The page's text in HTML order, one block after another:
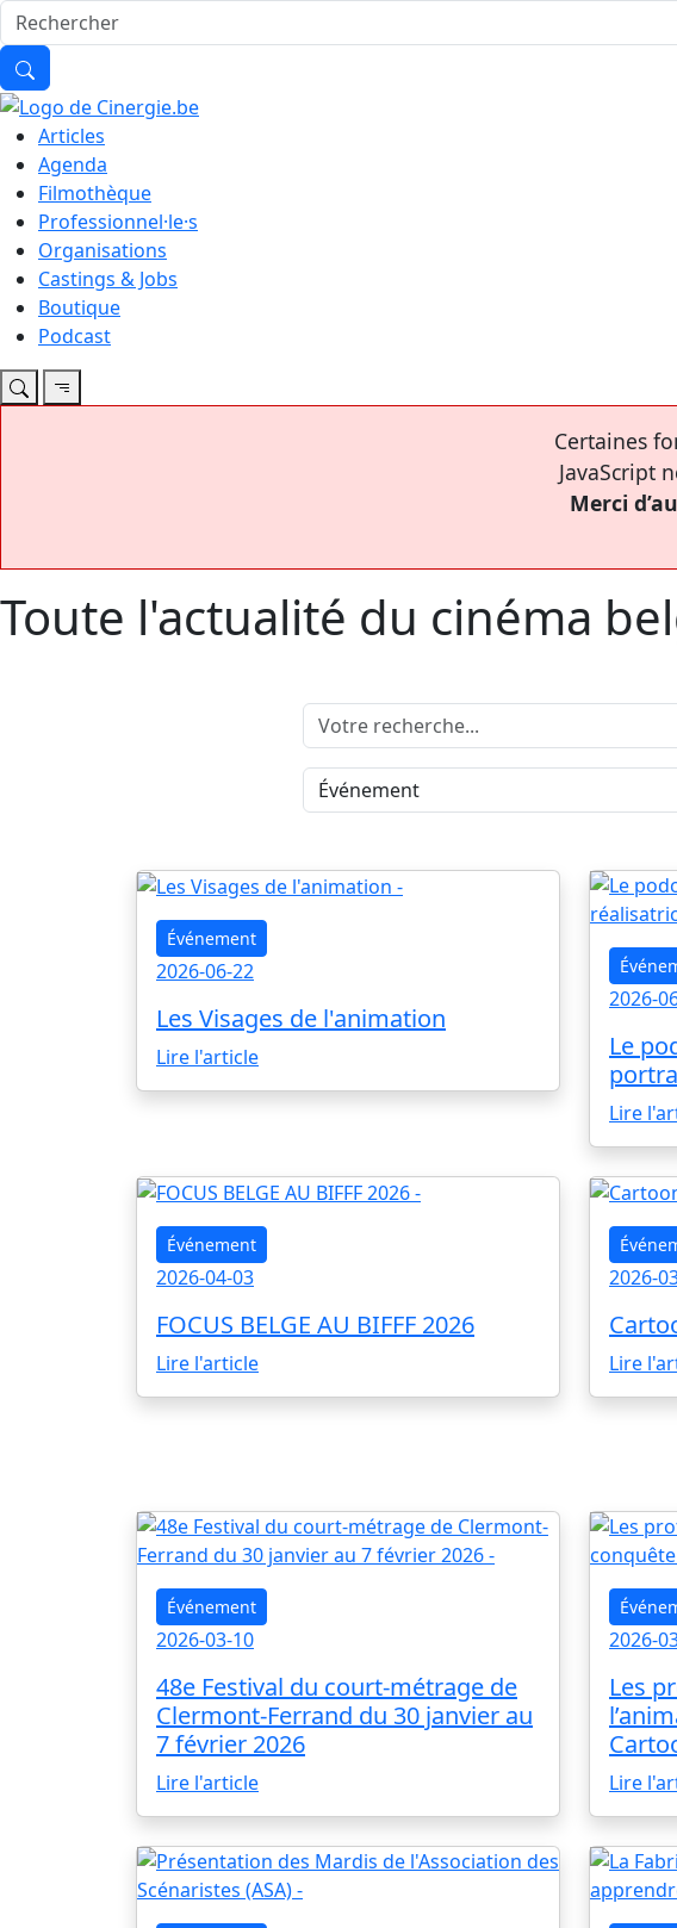
Articles
Agenda
Filmothèque
Professionnel·le·s
Organisations
Castings & Jobs
Boutique
Podcast
Certaines
JavaScript
Merci
Toute l'actualité du cinéma
Événement
2026-06-22
Les Visages de l'animation
Lire l'article
2026-
Le
Lire
Événement
2026-04-03
FOCUS BELGE AU BIFFF 2026
Lire l'article
2026-
Lire
Événement
2026-03-10
48e Festival du court-métrage de
Clermont-Ferrand du 30 janvier au
7 février 2026
Lire l'article
2026-
Les
Lire